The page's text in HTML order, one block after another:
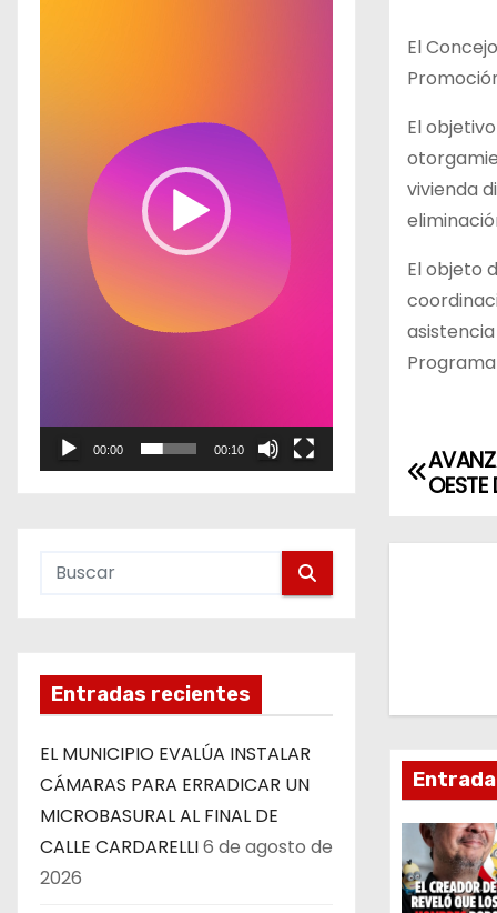
d
00:00 00:10
Entradas recientes
EL MUNICIPIO EVALÚA INSTALAR
CÁMARAS PARA ERRADICAR UN
MICROBASURAL AL FINAL DE
CALLE CARDARELLI6 de agosto de
2026
El
El
vivienda
El objeto
N
c
i
ó
n